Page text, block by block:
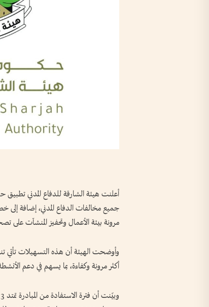
مرونة بيئة الأعمال وتحفيز المنشآت على
وأوضحت الهيئة أن هذه التسهيلات تأتي
أكثر مرونة وكفاءة، بما يسهم في دعم